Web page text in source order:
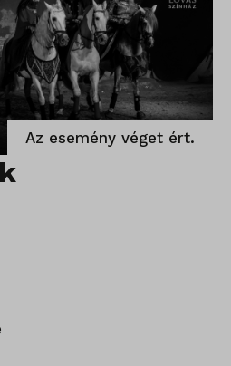
Az esemény véget ért.